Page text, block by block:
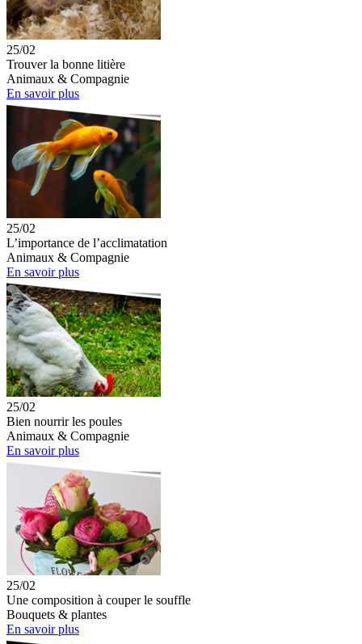
25/02
Trouver la bonne litière
Animaux & Compagnie
En savoir plus
25/02
L’importance de l’acclimatation
Animaux & Compagnie
En savoir plus
25/02
Bien nourrir les poules
Animaux & Compagnie
En savoir plus
25/02
Une composition à couper le souffle
Bouquets & plantes
En savoir plus